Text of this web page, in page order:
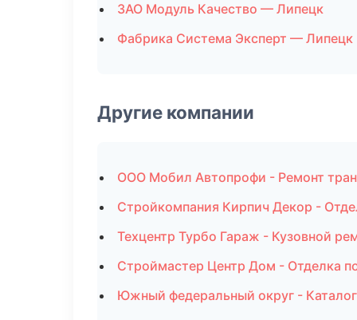
ЗАО Модуль Качество — Липецк
Фабрика Система Эксперт — Липецк
Другие компании
ООО Мобил Автопрофи - Ремонт
Стройкомпания Кирпич Декор -
Техцентр Турбо Гараж - Кузовной
Строймастер Центр Дом - Отделка
Южный федеральный округ -